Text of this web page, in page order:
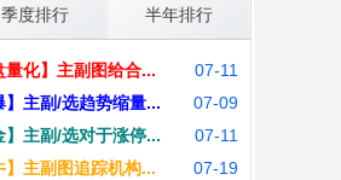
季度排行 半年排行
化】主副图给合... 07-11
主副/选趋势缩量... 07-09
主副/选对于涨停... 07-11
主副图追踪机构... 07-19